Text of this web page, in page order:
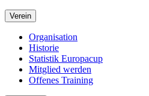
Verein
Organisation
Historie
Statistik Europacup
Mitglied werden
Offenes Training